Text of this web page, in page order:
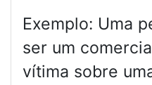
Exemplo: Uma
ser um
vítima sobre